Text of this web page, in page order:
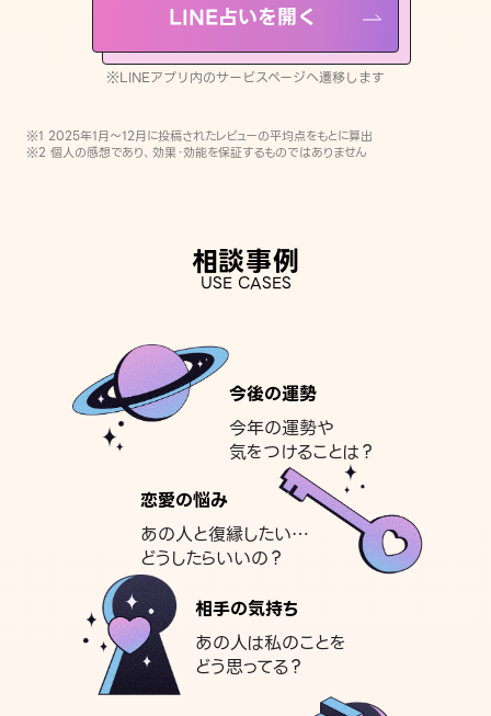
LINE占いを開く
※LINEアプリ内のサービスページへ遷移します
※1 2025年1月〜12月に投稿されたレビューの平均点をもとに算出
※2 個人の感想であり、効果・効能を保証するものではありません
相談事例
USE CASES
今後の運勢
今年の運勢や
気をつけることは？
恋愛の悩み
あの人と復縁したい…
どうしたらいいの？
相手の気持ち
あの人は私のことを
どう思ってる？